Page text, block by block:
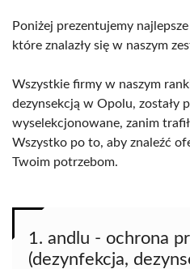
Poniżej prezentujemy
które znalazły się w naszym
Wszystkie firmy w naszym
dezynsekcją w Opolu, zostały
wyselekcjonowane, zanim
Wszystko po to, aby znaleźć
Twoim potrzebom.
1. andlu - ochrona
(dezynfekcja,